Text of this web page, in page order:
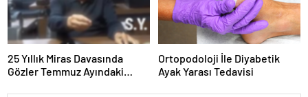
25 Yıllık Miras Davasında
Gözler Temmuz Ayındaki
Ortopodoloji İle Diyabetik
Ayak Yarası Tedavisi